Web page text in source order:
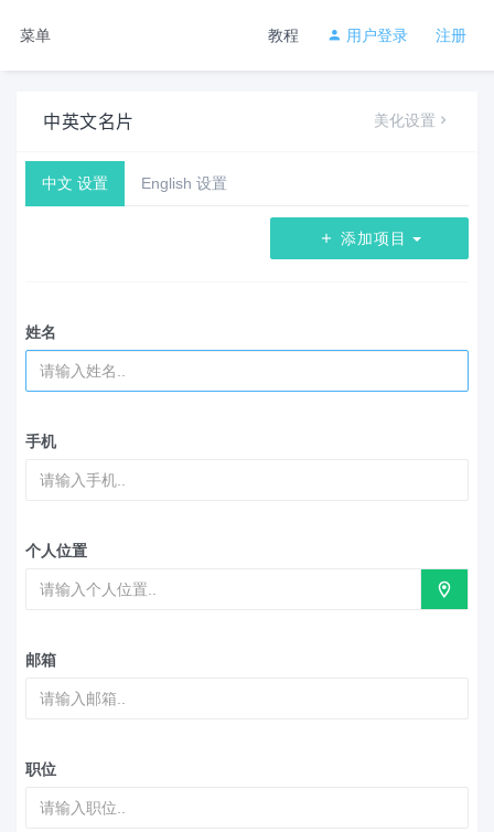
菜单 注册
用户登录
教程
中英文名片 美化设置
中文 设置 English 设置
添加项目
姓名
手机
个人位置
邮箱
职位